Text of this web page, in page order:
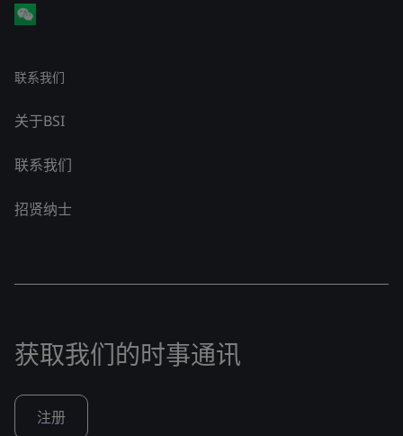
联系我们
关于BSI
联系我们
招贤纳士
获取我们的时事通讯
注册